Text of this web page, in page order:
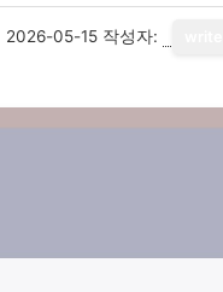
2026-05-15 작성자: